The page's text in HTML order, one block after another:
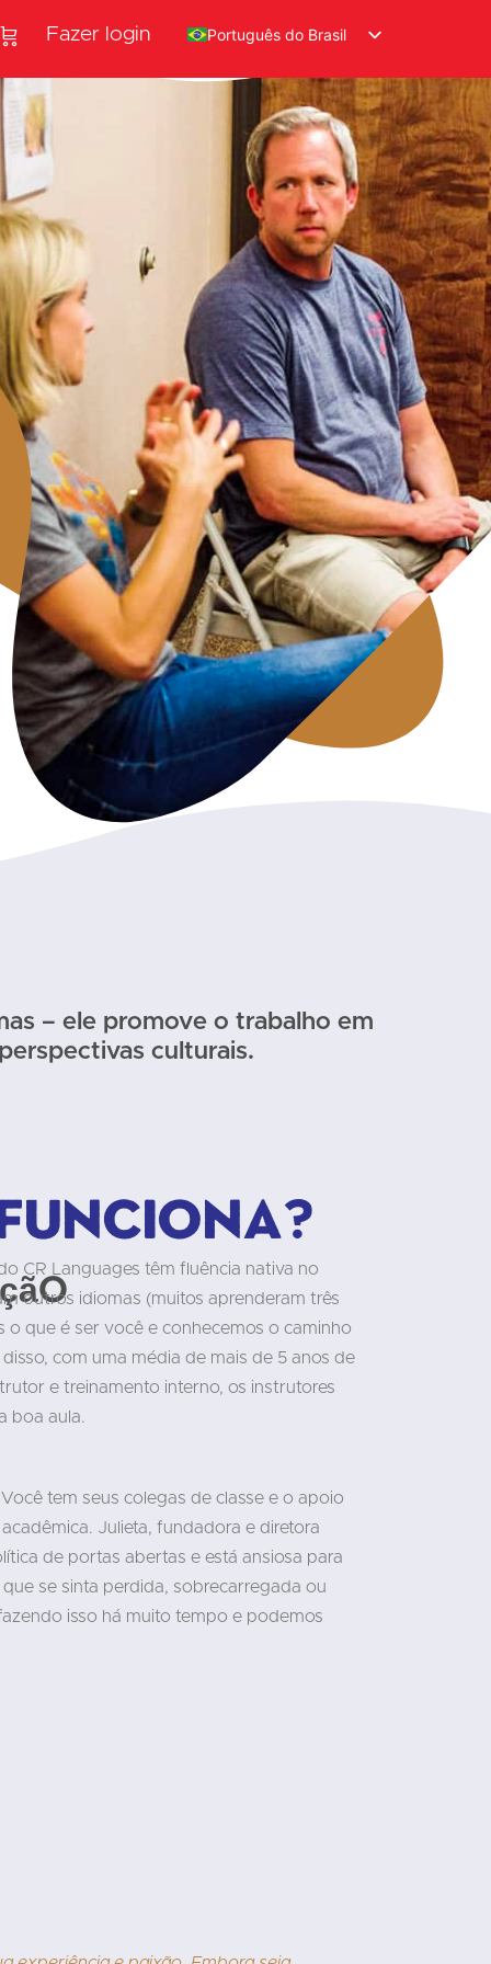
Fazer login Português do Brasil
– ele promove o trabalho em
culturais.
CR Languages têm fluência nativa no
outros idiomas (muitos aprenderam três
o que é ser você e conhecemos o caminho
com uma média de mais de 5 anos de
e treinamento interno, os instrutores
boa aula.
tem seus colegas de classe e o apoio
Julieta, fundadora e diretora
de portas abertas e está ansiosa para
se sinta perdida, sobrecarregada ou
isso há muito tempo e podemos